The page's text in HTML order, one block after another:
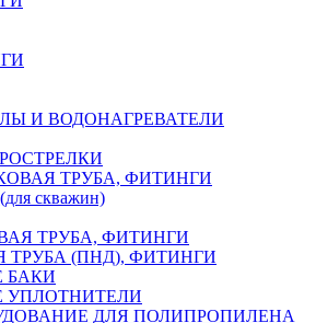
И ВОДОНАГРЕВАТЕЛИ
ТРУБА, ФИТИНГИ
скважин)
ТРУБА, ФИТИНГИ
(ПНД), ФИТИНГИ
БАКИ
УПЛОТНИТЕЛИ
ДЛЯ ПОЛИПРОПИЛЕНА